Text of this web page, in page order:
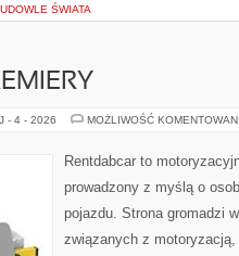
ŚWIATA
- 4 - 2026 MOŻLIWOŚĆ
Rentdabcar to
prowadzony z myślą o
pojazdu. Strona gromadzi
związanych z